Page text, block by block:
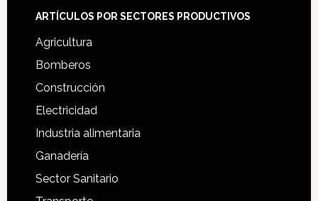
ARTÍCULOS POR SECTORES PRODUCTIVOS
Agricultura
Bomberos
Construcción
Electricidad
Industria alimentaria
Ganadería
Sector Sanitario